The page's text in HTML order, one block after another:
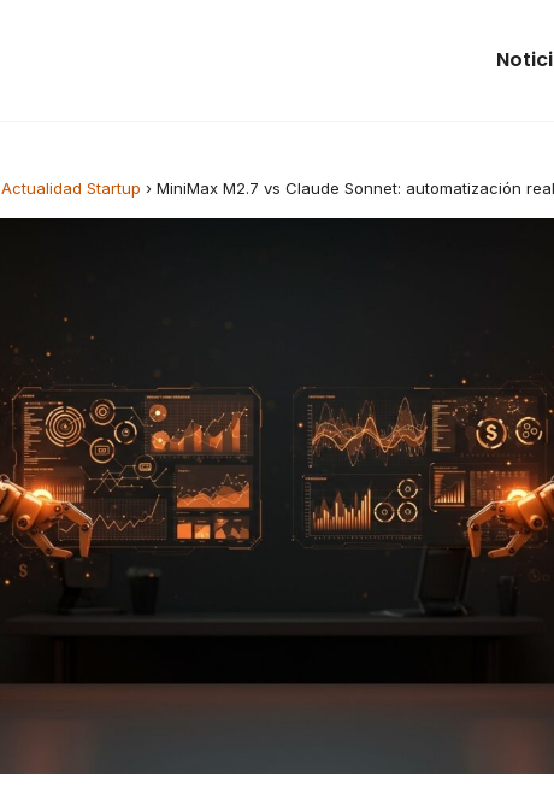
Actualidad Startup › MiniMax M2.7 vs Claude Sonnet: automatización